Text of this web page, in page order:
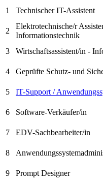
1
Technischer IT-Assistent
2
Elektrotechnische/r
Informationstechnik
3
Wirtschaftsassistent/in -
4
Geprüfte Schutz- und
5
IT-Support /
6
Software-Verkäufer/in
7
EDV-Sachbearbeiter/in
8
9
Prompt Designer